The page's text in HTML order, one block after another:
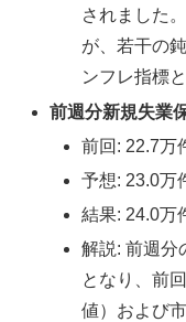
されました
が、若干の
ンフレ指標
前週分新規失業
前回: 22.7万
予想: 23.0万
結果: 24.0万
解説: 前週分
となり、前
値）および